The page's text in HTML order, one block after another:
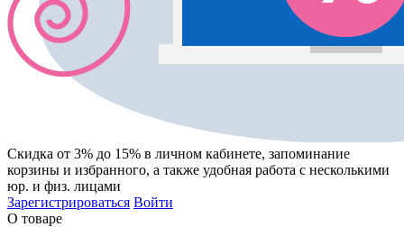
Скидка от 3% до 15% в личном кабинете, запоминание
корзины и избранного, а также удобная работа с несколькими
юр. и физ. лицами
Зарегистрироваться Войти
О товаре